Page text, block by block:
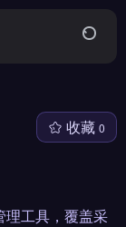
收藏 0
理工具，覆盖采